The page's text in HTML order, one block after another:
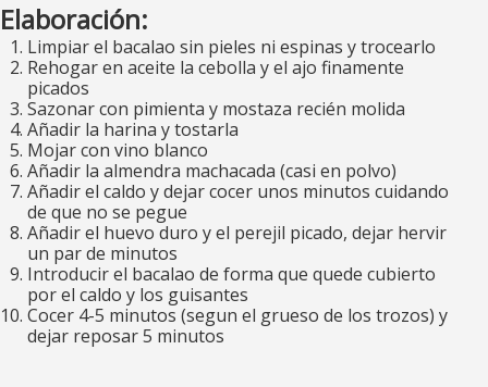
Elaboración:
Limpiar el bacalao sin pieles ni espinas y trocearlo
Rehogar en aceite la cebolla y el ajo finamente
picados
Sazonar con pimienta y mostaza recién molida
Añadir la harina y tostarla
Mojar con vino blanco
Añadir la almendra machacada (casi en polvo)
Añadir el caldo y dejar cocer unos minutos cuidando
de que no se pegue
Añadir el huevo duro y el perejil picado, dejar hervir
un par de minutos
Introducir el bacalao de forma que quede cubierto
por el caldo y los guisantes
Cocer 4-5 minutos (segun el grueso de los trozos) y
dejar reposar 5 minutos